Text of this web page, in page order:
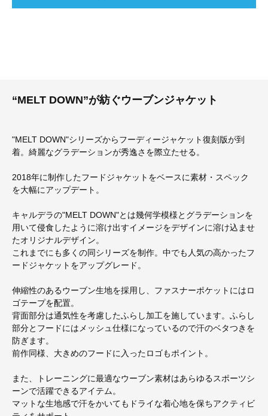
“MELT DOWN”が紡ぐウーブンジャケット
"MELT DOWN"シリーズからフーディージャケット復刻版が到
着。綺麗なグラデーションが秀逸さを際立たせる。
2018年に制作したフードジャケットをベースに素材・スペック
を大幅にアップデート。
キャルデラの"MELT DOWN"とは幾何学模様とグラデーションを
用いて侵食したように溶け出すイメージをデザインに溶け込ませ
たオリジナルデザイン。
これまでにも多くの同シリーズを制作。中でも人気の高かったフ
ードジャケットをアップグレード。
伸縮性のあるウーブン生地を採用し、ファスナーポケットにはロ
ゴテープを配置。
背面部分は通気性を考慮したふらし加工を施しています。ふらし
部分とフードにはメッシュ仕様になっているので汗のベタつきを
防ぎます。
前作同様、大きめのフードに入ったロゴもポイント。
また、トレーニングに最適なウーブン素材はあらゆるスポーツシ
ーンで活躍できるアイテム。
マットな生地感で汗をかいてもドライな着心地を保ちアクティビ